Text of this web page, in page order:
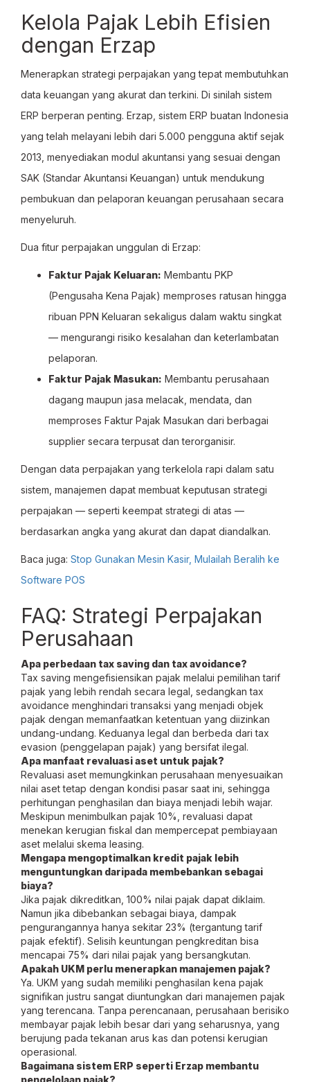
Kelola Pajak Lebih Efisien
dengan Erzap
Menerapkan strategi perpajakan yang tepat membutuhkan
data keuangan yang akurat dan terkini. Di sinilah sistem
ERP berperan penting. Erzap, sistem ERP buatan Indonesia
yang telah melayani lebih dari 5.000 pengguna aktif sejak
2013, menyediakan modul akuntansi yang sesuai dengan
SAK (Standar Akuntansi Keuangan) untuk mendukung
pembukuan dan pelaporan keuangan perusahaan secara
menyeluruh.
Dua fitur perpajakan unggulan di Erzap:
Faktur Pajak Keluaran: Membantu PKP
(Pengusaha Kena Pajak) memproses ratusan hingga
ribuan PPN Keluaran sekaligus dalam waktu singkat
— mengurangi risiko kesalahan dan keterlambatan
pelaporan.
Faktur Pajak Masukan: Membantu perusahaan
dagang maupun jasa melacak, mendata, dan
memproses Faktur Pajak Masukan dari berbagai
supplier secara terpusat dan terorganisir.
Dengan data perpajakan yang terkelola rapi dalam satu
sistem, manajemen dapat membuat keputusan strategi
perpajakan — seperti keempat strategi di atas —
berdasarkan angka yang akurat dan dapat diandalkan.
Baca juga: Stop Gunakan Mesin Kasir, Mulailah Beralih ke
Software POS
FAQ: Strategi Perpajakan
Perusahaan
Apa perbedaan tax saving dan tax avoidance?
Tax saving mengefisiensikan pajak melalui pemilihan tarif
pajak yang lebih rendah secara legal, sedangkan tax
avoidance menghindari transaksi yang menjadi objek
pajak dengan memanfaatkan ketentuan yang diizinkan
undang-undang. Keduanya legal dan berbeda dari tax
evasion (penggelapan pajak) yang bersifat ilegal.
Apa manfaat revaluasi aset untuk pajak?
Revaluasi aset memungkinkan perusahaan menyesuaikan
nilai aset tetap dengan kondisi pasar saat ini, sehingga
perhitungan penghasilan dan biaya menjadi lebih wajar.
Meskipun menimbulkan pajak 10%, revaluasi dapat
menekan kerugian fiskal dan mempercepat pembiayaan
aset melalui skema leasing.
Mengapa mengoptimalkan kredit pajak lebih
menguntungkan daripada membebankan sebagai
biaya?
Jika pajak dikreditkan, 100% nilai pajak dapat diklaim.
Namun jika dibebankan sebagai biaya, dampak
pengurangannya hanya sekitar 23% (tergantung tarif
pajak efektif). Selisih keuntungan pengkreditan bisa
mencapai 75% dari nilai pajak yang bersangkutan.
Apakah UKM perlu menerapkan manajemen pajak?
Ya. UKM yang sudah memiliki penghasilan kena pajak
signifikan justru sangat diuntungkan dari manajemen pajak
yang terencana. Tanpa perencanaan, perusahaan berisiko
membayar pajak lebih besar dari yang seharusnya, yang
berujung pada tekanan arus kas dan potensi kerugian
operasional.
Bagaimana sistem ERP seperti Erzap membantu
pengelolaan pajak?